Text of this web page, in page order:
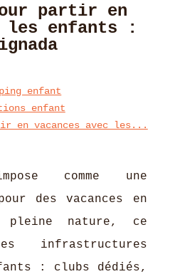
partir en
les enfants :
enfant
enfant
en vacances avec les...
comme une
des vacances en
nature, ce
infrastructures
: clubs dédiés,